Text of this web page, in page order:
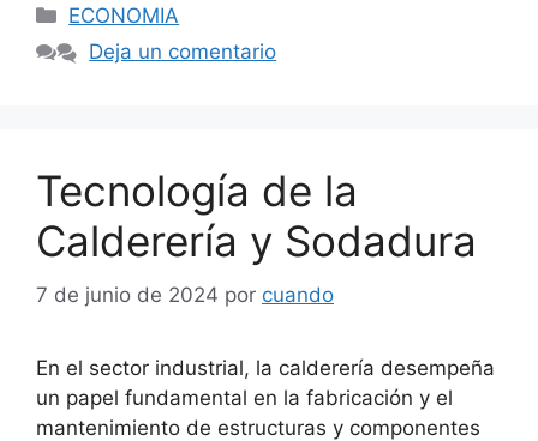
Categorías
ECONOMIA
Deja un comentario
Tecnología de la
Calderería y Sodadura
7 de junio de 2024 por cuando
En el sector industrial, la calderería desempeña
un papel fundamental en la fabricación y el
mantenimiento de estructuras y componentes